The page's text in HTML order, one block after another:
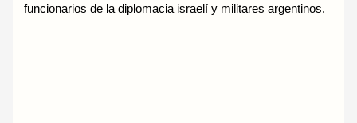
funcionarios de la diplomacia israelí y militares argentinos.